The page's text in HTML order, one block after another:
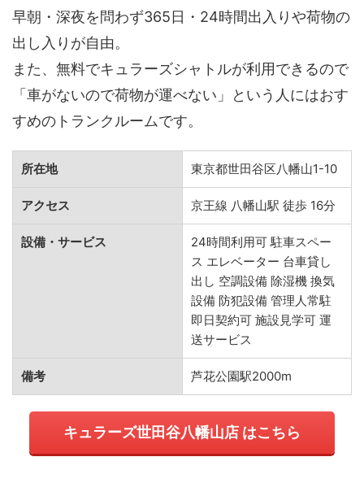
早朝・深夜を問わず365日・24時間出入りや荷物の
出し入りが自由。
また、無料でキュラーズシャトルが利用できるので
「車がないので荷物が運べない」という人にはおす
すめのトランクルームです。
所在地 東京都世田谷区八幡山1-10
アクセス 京王線 八幡山駅 徒歩 16分
設備・サービス
24時間利用可 駐車スペー
ス エレベーター 台車貸し
出し 空調設備 除湿機 換気
設備 防犯設備 管理人常駐
即日契約可 施設見学可 運
送サービス
備考 芦花公園駅2000m
キュラーズ世田谷八幡山店 はこちら